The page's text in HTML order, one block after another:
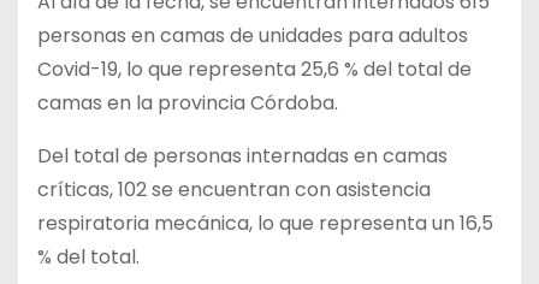
personas en camas de unidades para adultos
Covid-19, lo que representa 25,6 % del total de
camas en la provincia Córdoba.
Del total de personas internadas en camas
críticas, 102 se encuentran con asistencia
respiratoria mecánica, lo que representa un 16,5
% del total.